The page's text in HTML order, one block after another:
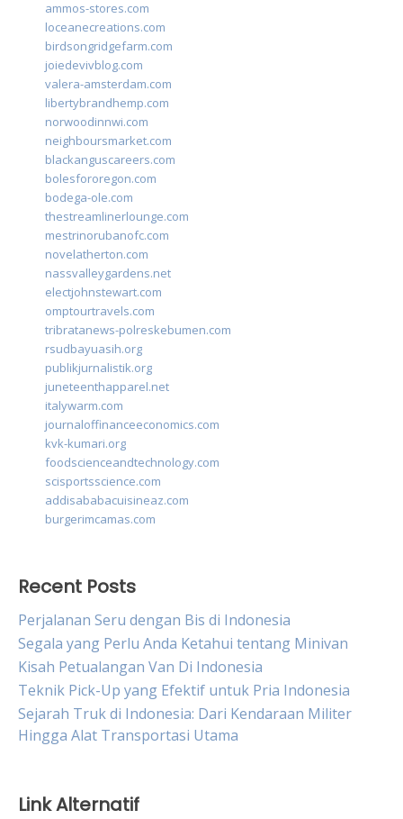
ammos-stores.com
loceanecreations.com
birdsongridgefarm.com
joiedevivblog.com
valera-amsterdam.com
libertybrandhemp.com
norwoodinnwi.com
neighboursmarket.com
blackanguscareers.com
bolesfororegon.com
bodega-ole.com
thestreamlinerlounge.com
mestrinorubanofc.com
novelatherton.com
nassvalleygardens.net
electjohnstewart.com
omptourtravels.com
tribratanews-polreskebumen.com
rsudbayuasih.org
publikjurnalistik.org
juneteenthapparel.net
italywarm.com
journaloffinanceeconomics.com
kvk-kumari.org
foodscienceandtechnology.com
scisportsscience.com
addisababacuisineaz.com
burgerimcamas.com
Recent Posts
Perjalanan Seru dengan Bis di Indonesia
Segala yang Perlu Anda Ketahui tentang Minivan
Kisah Petualangan Van Di Indonesia
Teknik Pick-Up yang Efektif untuk Pria Indonesia
Sejarah Truk di Indonesia: Dari Kendaraan Militer
Hingga Alat Transportasi Utama
Link Alternatif